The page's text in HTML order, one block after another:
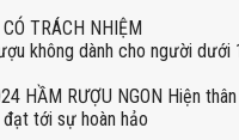
TRÁCH NHIỆM
không dành cho người dưới
HẦM RƯỢU NGON Hiện
tới sự hoàn hảo